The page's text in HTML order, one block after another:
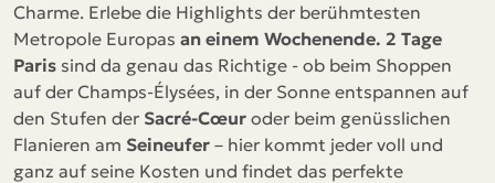
Charme. Erlebe die Highlights der berühmtesten
Metropole Europas an einem Wochenende. 2 Tage
Paris sind da genau das Richtige - ob beim Shoppen
auf der Champs-Élysées, in der Sonne entspannen auf
den Stufen der Sacré-Cœur oder beim genüsslichen
Flanieren am Seineufer – hier kommt jeder voll und
ganz auf seine Kosten und findet das perfekte